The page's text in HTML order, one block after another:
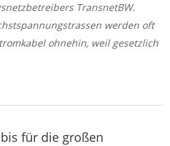
TransnetBW.
werden oft
ohnehin, weil gesetzlich
für die großen